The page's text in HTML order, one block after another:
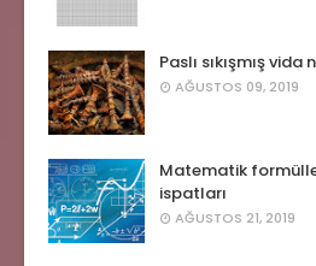
Paslı sıkışmış vida
AĞUSTOS 09, 2019
Matematik
ispatları
AĞUSTOS 21, 2019